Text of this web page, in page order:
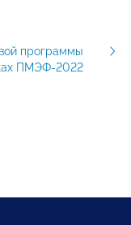
программы
ПМЭФ-2022